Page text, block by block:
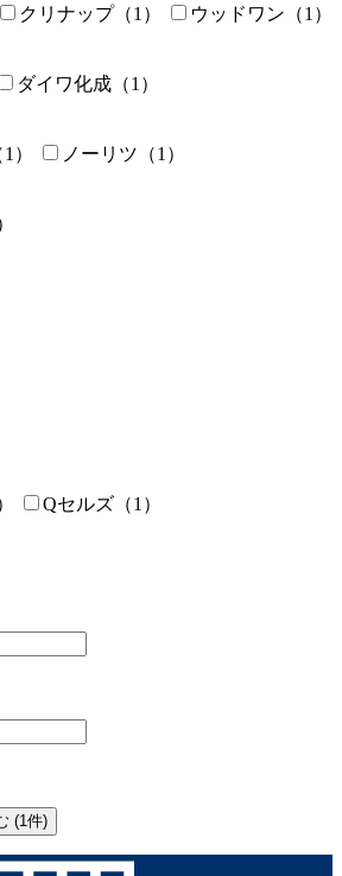
クリナップ（1） ウッドワン（1）
ダイワ化成（1）
）
ノーリツ（1）
Qセルズ（1）
(1件)